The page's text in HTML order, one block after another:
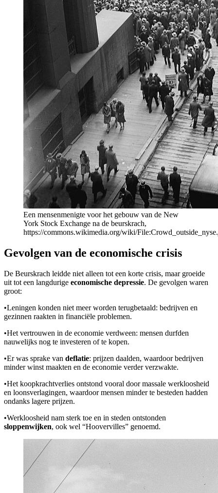
Een mensenmenigte voor het gebouw van de New
York Stock Exchange na de beurskrach,
https://commons.wikimedia.org/wiki/
Gevolgen van de economische crisis
De Beurskrach leidde niet alleen tot een korte crisis, maar groeide
uit tot een langdurige economische depressie. De gevolgen waren
groot:
•Leningen konden niet meer worden terugbetaald: bedrijven en
gezinnen raakten in financiële problemen.
•Het vertrouwen in de economie verdween: mensen durfden
nauwelijks nog te investeren of te kopen.
•Er was sprake van deflatie: prijzen daalden, waardoor bedrijven
minder winst maakten en de economie verder verzwakte.
•Het koopkrachtverlies ontstond vooral door massale werkloosheid
en loonsverlagingen, waardoor mensen minder te besteden hadden
ondanks lagere prijzen.
•Werkloosheid nam sterk toe en in steden ontstonden
sloppenwijken, ook wel “Hoovervilles” genoemd.